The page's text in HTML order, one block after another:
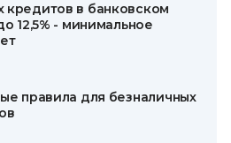
в банковском
12,5% - минимальное
правила для безналичных